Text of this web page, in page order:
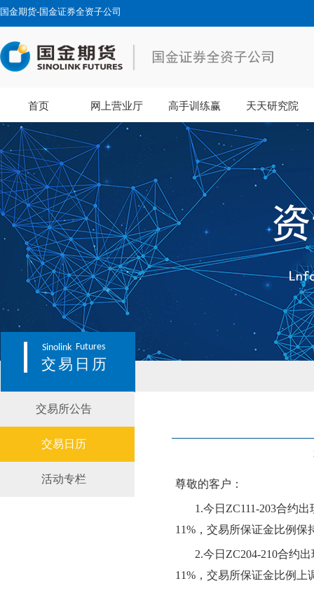
国金期货-国金证券全资子公司
首页 网上营业厅 高手训练赢 天天研究院
Sinolink Futures
交易日历
交易所公告
交易日历
活动专栏 尊敬的客户：
1.今日 ZC111-203合约出
11%，交易所保证金比例保
2.今日 ZC204-210合约出
11%，交易所保证金比例 上